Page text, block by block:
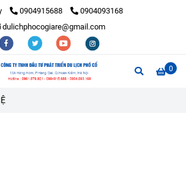
0904915688
0904093168
dulichphocogiare@gmail.com
0